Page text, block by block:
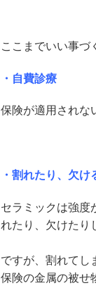
ここまでいい事づ
・自費診療
保険が適用されな
・割れたり、欠け
セラミックは強度
れたり、欠けたり
ですが、割れてし
保険の金属の被せ